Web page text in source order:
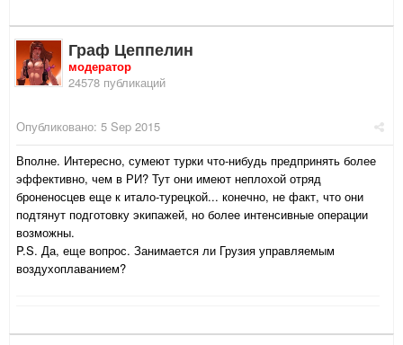
Граф Цеппелин
модератор
24578 публикаций
Опубликовано: 5 Sep 2015
Вполне. Интересно, сумеют турки что-нибудь предпринять более
эффективно, чем в РИ? Тут они имеют неплохой отряд
броненосцев еще к итало-турецкой... конечно, не факт, что они
подтянут подготовку экипажей, но более интенсивные операции
возможны.
P.S. Да, еще вопрос. Занимается ли Грузия управляемым
воздухоплаванием?